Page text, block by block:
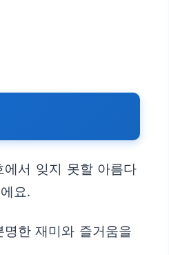
서 잊지 못할 아름다
요.
한 재미와 즐거움을